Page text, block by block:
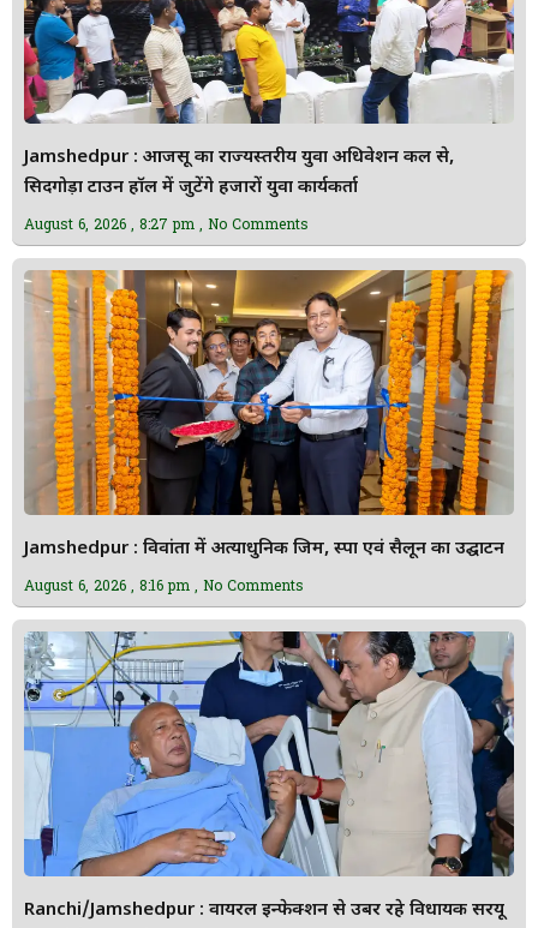
Jamshedpur : आजसू का राज्यस्तरीय युवा अधिवेशन कल से,
सिदगोड़ा टाउन हॉल में जुटेंगे हजारों युवा कार्यकर्ता
August 6, 2026 8:27 pm No Comments
Jamshedpur : विवांता में अत्याधुनिक जिम, स्पा एवं सैलून का उद्घाटन
August 6, 2026 8:16 pm No Comments
Ranchi/Jamshedpur : वायरल इन्फेक्शन से उबर रहे विधायक सरयू